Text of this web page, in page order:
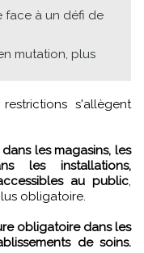
face à un défi de
mutation, plus
les magasins, les
les installations,
au public,
obligatoire.
obligatoire dans les
de soins.